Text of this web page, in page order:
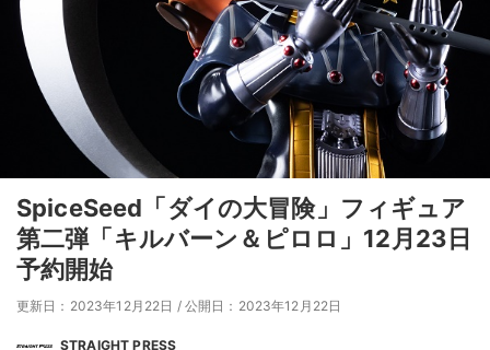
SpiceSeed「ダイの大冒険」フィギュア
第二弾「キルバーン＆ピロロ」12月23日
予約開始
更新日：2023年12月22日 / 公開日：2023年12月22日
STRAIGHT PRESS